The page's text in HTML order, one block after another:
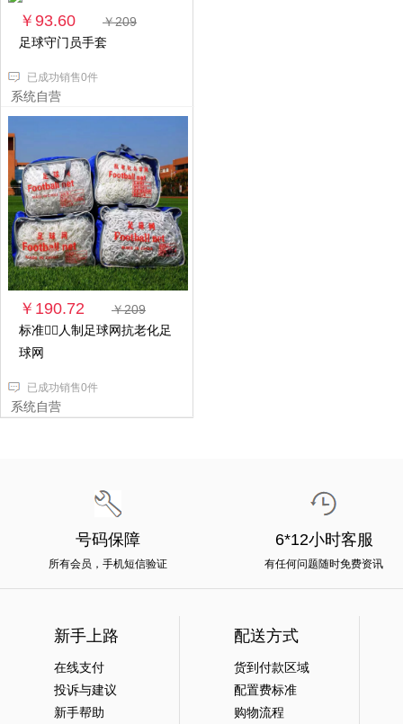
￥93.60
￥209
足球守门员手套
已成功销售0件
系统自营
￥190.72
￥209
标准人制足球网抗老化足
球网
已成功销售0件
系统自营
号码保障
所有会员，手机短信验证
6*12小时客服
有任何问题随时免费资讯
新手上路
在线支付
投诉与建议
新手帮助
配送方式
货到付款区域
配置费标准
购物流程